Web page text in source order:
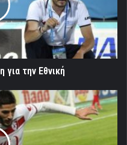
για την Εθνική